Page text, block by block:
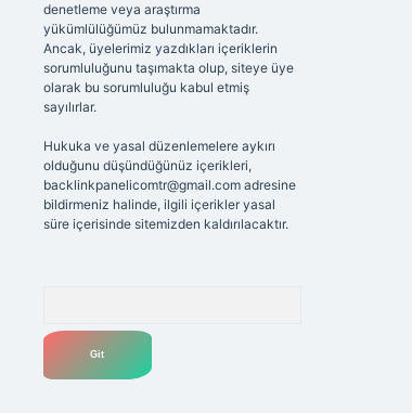
denetleme veya araştırma
yükümlülüğümüz bulunmamaktadır.
Ancak, üyelerimiz yazdıkları içeriklerin
sorumluluğunu taşımakta olup, siteye üye
olarak bu sorumluluğu kabul etmiş
sayılırlar.
Hukuka ve yasal düzenlemelere aykırı
olduğunu düşündüğünüz içerikleri,
backlinkpanelicomtr@gmail.comadresine
bildirmeniz halinde, ilgili içerikler yasal
süre içerisinde sitemizden kaldırılacaktır.